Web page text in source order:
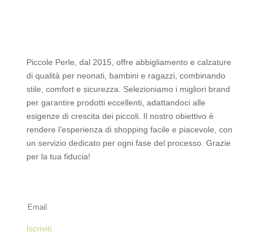
Piccole Perle, dal 2015, offre abbigliamento e calzature
di qualità per neonati, bambini e ragazzi, combinando
stile, comfort e sicurezza. Selezioniamo i migliori brand
per garantire prodotti eccellenti, adattandoci alle
esigenze di crescita dei piccoli. Il nostro obiettivo è
rendere l’esperienza di shopping facile e piacevole, con
un servizio dedicato per ogni fase del processo. Grazie
per la tua fiducia!
Iscriviti